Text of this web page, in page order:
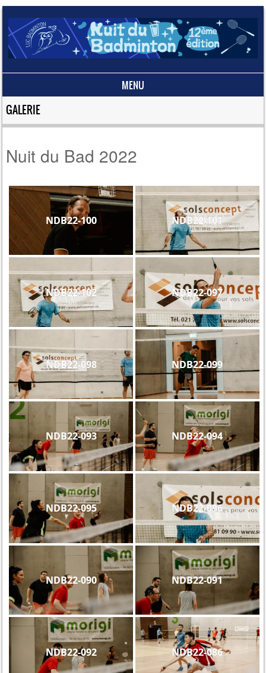
MENU
Skip to content
GALERIE
Nuit du Bad 2022
NDB22-100 NDB22-101
NDB22-102 NDB22-097
NDB22-098 NDB22-099
NDB22-093 NDB22-094
NDB22-095 NDB22-096
NDB22-090 NDB22-091
NDB22-092 NDB22-086